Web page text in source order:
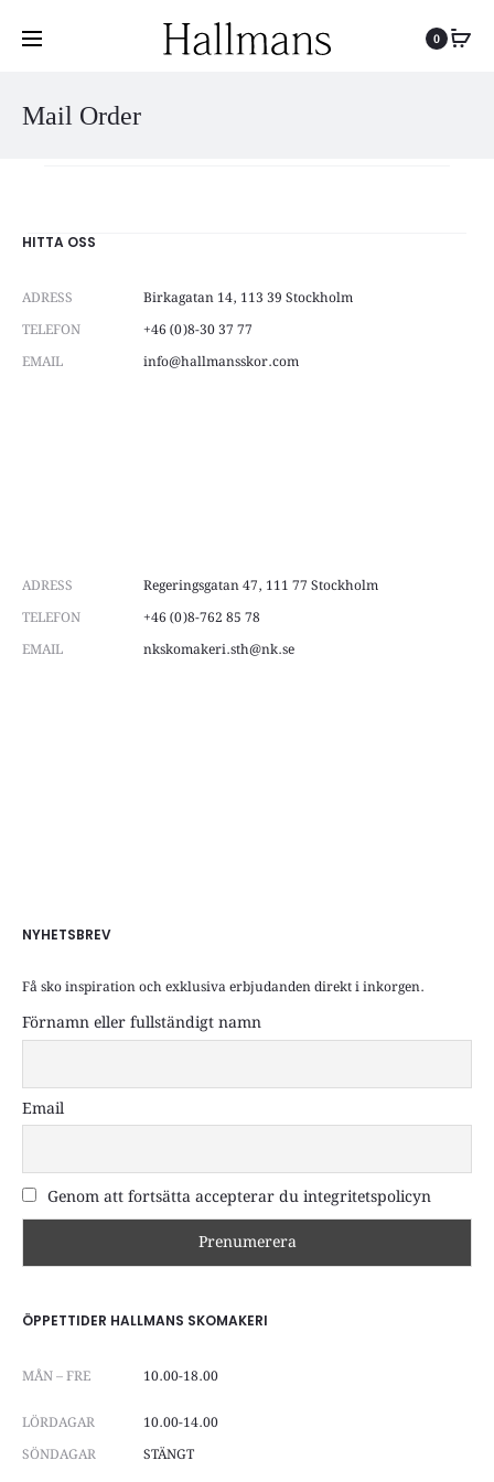
0
Mail Order
HITTA OSS
ADRESS
Birkagatan 14, 113 39 Stockholm
TELEFON
+46 (0)8-30 37 77
EMAIL
info@hallmansskor.com
ADRESS
Regeringsgatan 47, 111 77 Stockholm
TELEFON
+46 (0)8-762 85 78
EMAIL
nkskomakeri.sth@nk.se
NYHETSBREV
Få sko inspiration och exklusiva erbjudanden direkt i inkorgen.
Förnamn eller fullständigt namn
Email
Genom att fortsätta accepterar du integritetspolicyn
ÖPPETTIDER HALLMANS SKOMAKERI
MÅN – FRE 10.00-18.00
LÖRDAGAR
10.00-14.00
SÖNDAGAR
STÄNGT